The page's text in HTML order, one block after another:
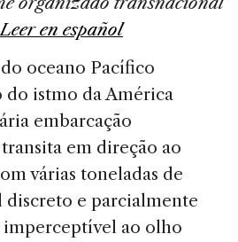
dI d
s
Leer en español
oceano Pacífico
do istmo da América
embarcação
em direção ao
várias toneladas de
discreto e parcialmente
imperceptível ao olho